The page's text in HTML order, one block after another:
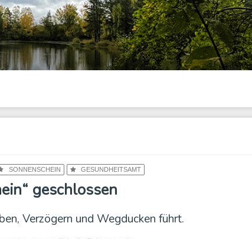
SONNENSCHEIN GESUNDHEITSAMT
geschlossen
Verzögern und Wegducken führt.